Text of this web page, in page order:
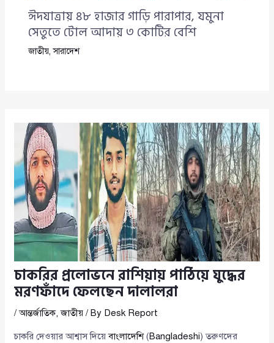
ঈদযাত্রায় ৪৮ হাজার গাড়ি পারাপার, যমুনা
সেতুতে টোল আদায় ৩ কোটির বেশি
জাতীয়,সারাদেশ
চাকরির প্রলোভনে রাশিয়ায় পাঠিয়ে যুদ্ধের
মরণফাঁদে ফেলছেন দালালরা
/আন্তর্জাতিক,জাতীয় / By Desk Report
চাকরি দেওয়ার আশ্বাস দিয়েবাংলাদেশি(Bangladeshi) তরুণদের